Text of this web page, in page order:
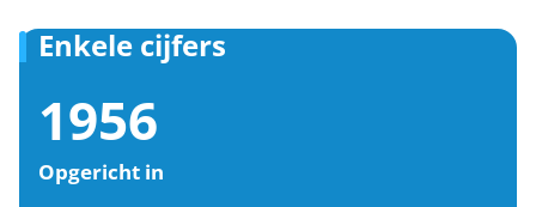
Enkele cijfers
1956
Opgericht in